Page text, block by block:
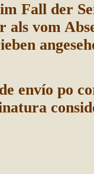
Fall der
vom
envío po